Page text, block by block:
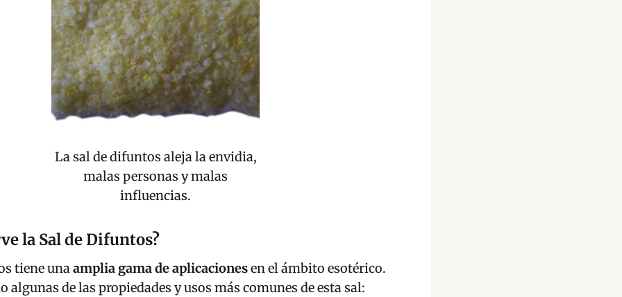
La sal de difuntos aleja la envidia,
malas personas y malas
influencias.
la Sal de Difuntos?
tiene unaamplia gama de aplicacionesen el ámbito esotérico.
algunas de las propiedades y usos más comunes de esta sal: